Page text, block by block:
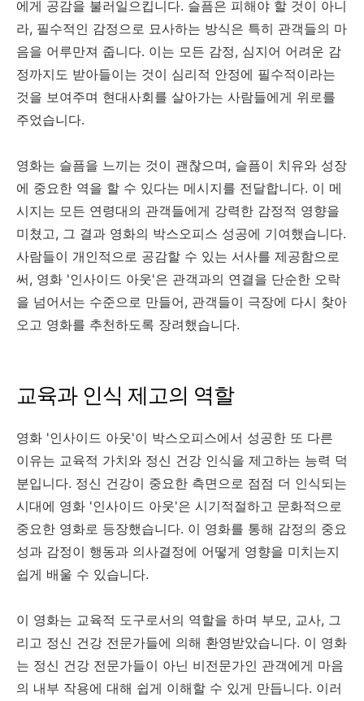
에게 공감을 불러일으킵니다. 슬픔은 피해야 할 것이 아니
라, 필수적인 감정으로 묘사하는 방식은 특히 관객들의 마
음을 어루만져 줍니다. 이는 모든 감정, 심지어 어려운 감
정까지도 받아들이는 것이 심리적 안정에 필수적이라는
것을 보여주며 현대사회를 살아가는 사람들에게 위로를
주었습니다.
영화는 슬픔을 느끼는 것이 괜찮으며, 슬픔이 치유와 성장
에 중요한 역을 할 수 있다는 메시지를 전달합니다. 이 메
시지는 모든 연령대의 관객들에게 강력한 감정적 영향을
미쳤고, 그 결과 영화의 박스오피스 성공에 기여했습니다.
사람들이 개인적으로 공감할 수 있는 서사를 제공함으로
써, 영화 '인사이드 아웃'은 관객과의 연결을 단순한 오락
을 넘어서는 수준으로 만들어, 관객들이 극장에 다시 찾아
오고 영화를 추천하도록 장려했습니다.
교육과 인식 제고의 역할
영화 '인사이드 아웃'이 박스오피스에서 성공한 또 다른
이유는 교육적 가치와 정신 건강 인식을 제고하는 능력 덕
분입니다. 정신 건강이 중요한 측면으로 점점 더 인식되는
시대에 영화 '인사이드 아웃'은 시기적절하고 문화적으로
중요한 영화로 등장했습니다. 이 영화를 통해 감정의 중요
성과 감정이 행동과 의사결정에 어떻게 영향을 미치는지
쉽게 배울 수 있습니다.
이 영화는 교육적 도구로서의 역할을 하며 부모, 교사, 그
리고 정신 건강 전문가들에 의해 환영받았습니다. 이 영화
는 정신 건강 전문가들이 아닌 비전문가인 관객에게 마음
의 내부 작용에 대해 쉽게 이해할 수 있게 만듭니다. 이러